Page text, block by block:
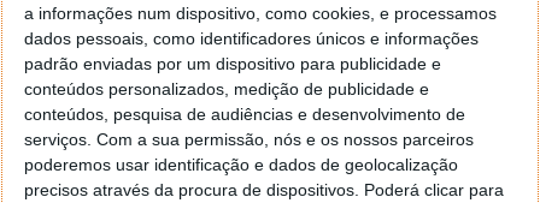
a informações num dispositivo, como cookies, e processamos
dados pessoais, como identificadores únicos e informações
padrão enviadas por um dispositivo para publicidade e
conteúdos personalizados, medição de publicidade e
conteúdos, pesquisa de audiências e desenvolvimento de
serviços. Com a sua permissão, nós e os nossos parceiros
poderemos usar identificação e dados de geolocalização
precisos através da procura de dispositivos. Poderá clicar para